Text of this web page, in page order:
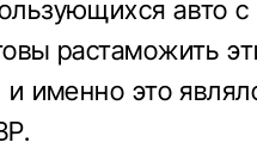
авто
растаможить
именно это